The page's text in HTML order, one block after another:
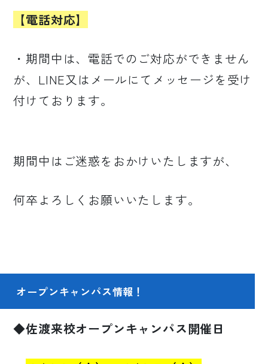
【電話対応】
・期間中は、電話でのご対応ができません
が、LINE又はメールにてメッセージを受け
付けております。
期間中はご迷惑をおかけいたしますが、
何卒よろしくお願いいたします。
オープンキャンパス情報！
◆佐渡来校オープンキャンパス開催日